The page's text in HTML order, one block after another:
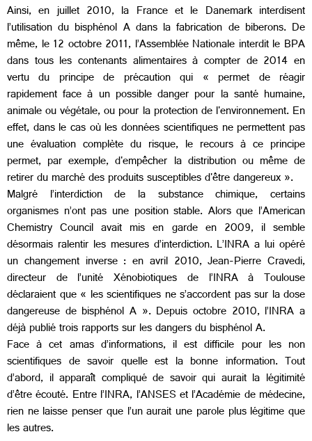
Ainsi, en juillet 2010, la France et le Danemark interdisent
l’utilisation du bisphénol A dans la fabrication de biberons. De
même, le 12 octobre 2011, l’Assemblée Nationale interdit le BPA
dans tous les contenants alimentaires à compter de 2014 en
vertu du principe de précaution qui « permet de réagir
rapidement face à un possible danger pour la santé humaine,
animale ou végétale, ou pour la protection de l'environnement. En
effet, dans le cas où les données scientifiques ne permettent pas
une évaluation complète du risque, le recours à ce principe
permet, par exemple, d'empêcher la distribution ou même de
retirer du marché des produits susceptibles d'être dangereux ».
Malgré l’interdiction de la substance chimique, certains
organismes n’ont pas une position stable. Alors que l’American
Chemistry Council avait mis en garde en 2009, il semble
désormais ralentir les mesures d’interdiction. L’INRA a lui opéré
un changement inverse : en avril 2010, Jean-Pierre Cravedi,
directeur de l’unité Xénobiotiques de l’INRA à Toulouse
déclaraient que « les scientifiques ne s’accordent pas sur la dose
dangereuse de bisphénol A ». Depuis octobre 2010, l’INRA a
déjà publié trois rapports sur les dangers du bisphénol A.
Face à cet amas d’informations, il est difficile pour les non
scientifiques de savoir quelle est la bonne information. Tout
d’abord, il apparaît compliqué de savoir qui aurait la légitimité
d’être écouté. Entre l’INRA, l’ANSES et l’Académie de médecine,
rien ne laisse penser que l’un aurait une parole plus légitime que
les autres.